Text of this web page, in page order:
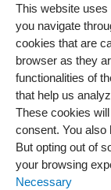
This website
you navigate
cookies that are
browser as they
functionalities of
that help us
These cookies
consent. You also
But opting out of
your browsing
Necessary